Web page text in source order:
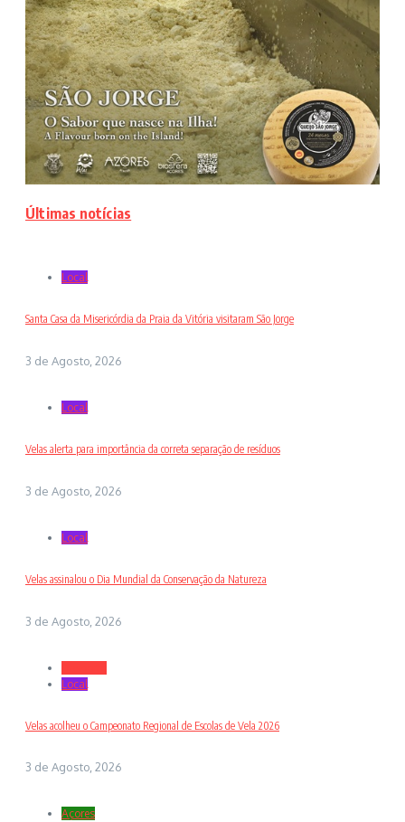
Últimas notícias
Local
Santa Casa da Misericórdia da Praia da Vitória visitaram São Jorge
3 de Agosto, 2026
Local
Velas alerta para importância da correta separação de resíduos
3 de Agosto, 2026
Local
Velas assinalou o Dia Mundial da Conservação da Natureza
3 de Agosto, 2026
Local
Velas acolheu o Campeonato Regional de Escolas de Vela 2026
3 de Agosto, 2026
Açores